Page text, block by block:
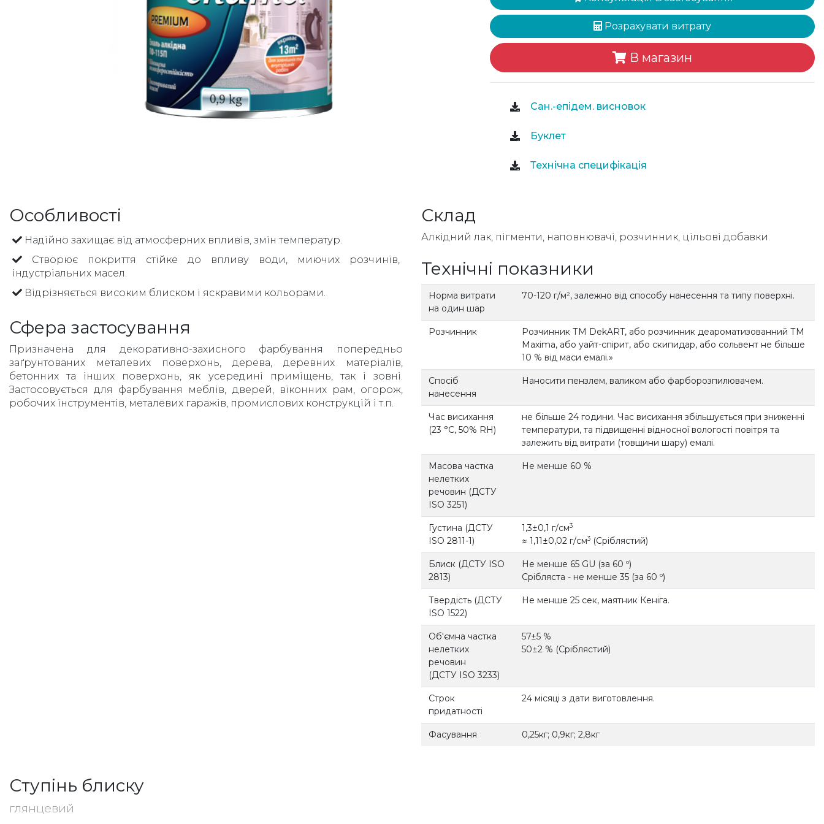
Розрахувати витрату
В магазин
Сан.-епідем. висновок
Буклет
Технічна специфікація
Особливості
Надійно захищає від атмосферних впливів, змін температур.
Створює покриття стійке до впливу води, миючих розчинів,
індустріальних масел.
Відрізняється високим блиском і яскравими кольорами.
Сфера застосування
Призначена для декоративно-захисного фарбування попередньо
заґрунтованих металевих поверхонь, дерева, деревних матеріалів,
бетонних та інших поверхонь, як усередині приміщень, так і зовні.
Застосовується для фарбування меблів, дверей, віконних рам, огорож,
робочих інструментів, металевих гаражів, промислових конструкцій і т.п.
Склад
Алкідний лак, пігменти, наповнювачі, розчинник, цільові добавки.
Технічні показники
Норма витрати
на один шар
70-120 г/м², залежно від способу нанесення та типу поверхні.
Розчинник
Розчинник ТМ DekART, або розчинник деароматизованний ТМ
Maxima, або уайт-спірит, або скипидар, або сольвент не більше
10 % від маси емалі.»
Спосіб
нанесення
Наносити пензлем, валиком або фарборозпилювачем.
Час висихання
(23 °С, 50% RH)
не більше 24 години. Час висихання збільшується при зниженні
температури, та підвищенні відносної вологості повітря та
залежить від витрати (товщини шару) емалі.
Масова частка
нелетких
речовин (ДСТУ
ISO 3251)
Не менше 60 %
Густина (ДСТУ
ISO 2811-1)
1,3±0,1 г/см3
≈ 1,11±0,02 г/см3 (Сріблястий)
Блиск (ДСТУ ISO
2813)
Не менше 65 GU (за 60 º)
Срібляста - не менше 35 (за 60 º)
Твердість (ДСТУ
ISO 1522)
Не менше 25 сек, маятник Кеніга.
Об'ємна частка
нелетких
речовин
(ДСТУ ISO 3233)
57±5 %
50±2 % (Сріблястий)
Строк
придатності
24 місяці з дати виготовлення.
Фасування 0,25кг; 0,9кг; 2,8кг
Ступінь блиску
глянцевий